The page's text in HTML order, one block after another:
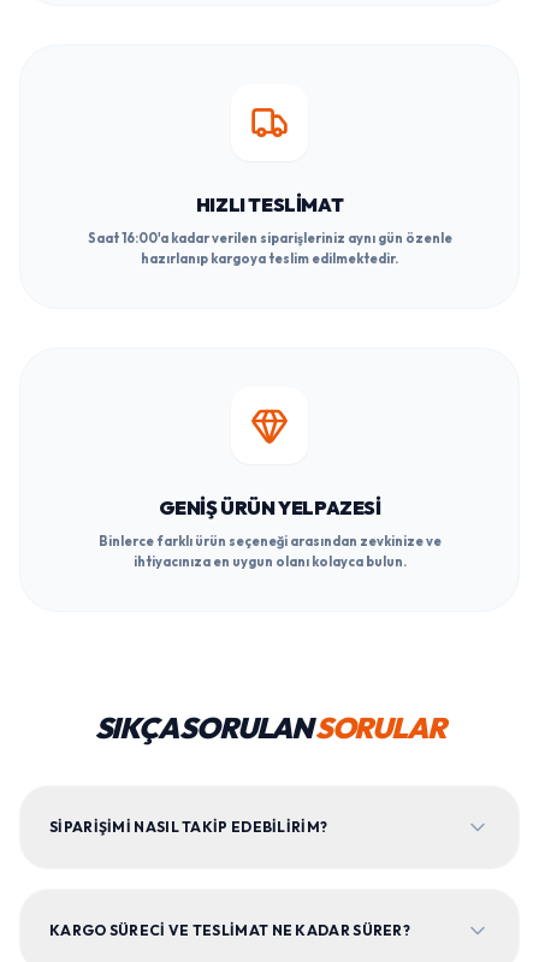
HIZLI TESLIMAT
Saat 16:00'a kadar verilen siparişleriniz aynı gün özenle
hazırlanıp kargoya teslim edilmektedir.
GENIŞ ÜRÜN YELPAZESI
Binlerce farklı ürün seçeneği arasından zevkinize ve
ihtiyacınıza en uygun olanı kolayca bulun.
SIKÇA SORULANSORULAR
SIPARIŞIMI NASIL TAKIP EDEBILIRIM?
KARGO SÜRECI VE TESLIMAT NE KADAR SÜRER?